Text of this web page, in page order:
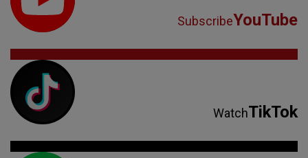
SubscribeYouTube
WatchTikTok